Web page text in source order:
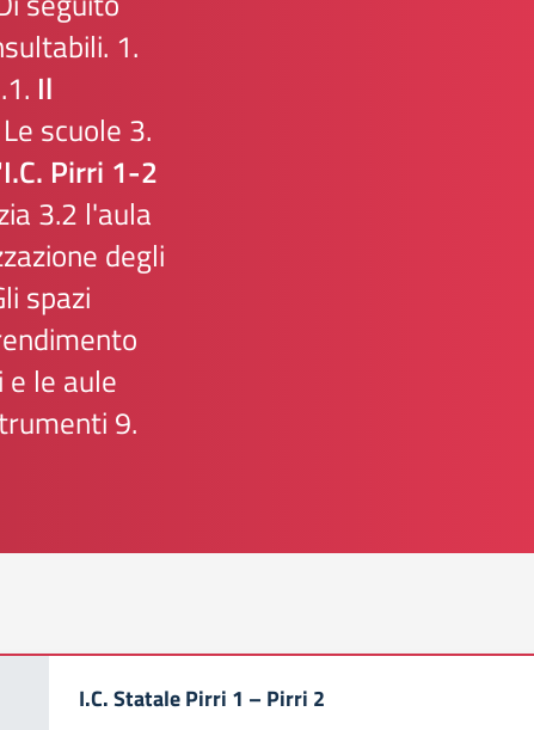
1.
Il
Le scuole 3.
Pirri 1-2
3.2 l'aula
degli
spazi
le aule
9.
I.C. Statale Pirri 1 – Pirri 2